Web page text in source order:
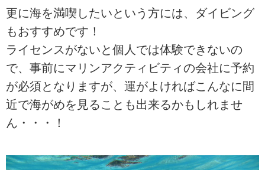
更に海を満喫したいという方には、ダイビング
もおすすめです！
ライセンスがないと個人では体験できないの
で、事前にマリンアクティビティの会社に予約
が必須となりますが、運がよければこんなに間
近で海がめを見ることも出来るかもしれませ
ん・・・！